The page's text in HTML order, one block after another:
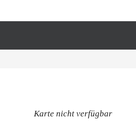
Karte nicht verfügbar